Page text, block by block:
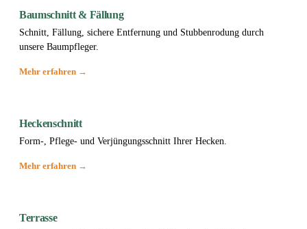
Baumschnitt & Fällung
Schnitt, Fällung, sichere Entfernung und Stubbenrodung durch
unsere Baumpfleger.
Mehr erfahren →
Heckenschnitt
Form-, Pflege- und Verjüngungsschnitt Ihrer Hecken.
Mehr erfahren →
Terrasse